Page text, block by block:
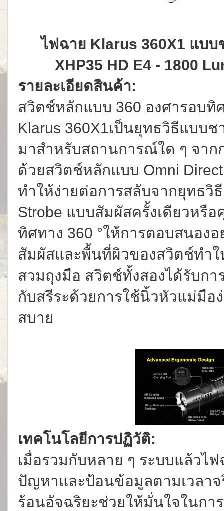
ไฟฉาย Klarus 360X1 แบบ
XHP35 HD E4 - 1800
รายละเอียดสินค้า:
สวิตช์หลักแบบ 360 องศารอบทิ
Klarus 360X1เป็นยุทธวิธีแบบ
มาสำหรับสถานการณ์ใด ๆ จาก
ด้วยสวิตช์หลักแบบ Omni
ทำให้ง่ายต่อการสลับจากยุทธวิ
Strobe แบบสัมผัสครั้งเดียวหรื
ทิศทาง 360 °ให้การตอบสนอง
สัมผัสและพื้นที่ผิวของสวิตช์ทำ
สวมถุงมือ สวิตช์ทั้งสองได้รับก
กับสรีระด้วยการใช้นิ้วหัวแม่มื
สบาย
เทคโนโลยีการปฏิวัติ:
เมื่อรวมกับหลาย ๆ ระบบแล้วไ
ปัญหาและป้อนข้อมูลตามเวลา
ร้อนอัจฉริยะช่วยให้มั่นใจในกา